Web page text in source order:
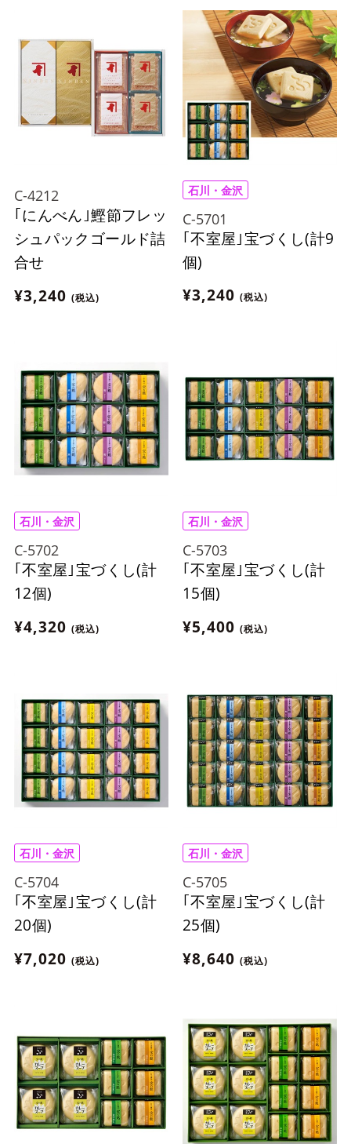
C-4212
｢にんべん｣鰹節フレッ
シュパックゴールド詰
合せ
¥3,240 (税込)
石川・金沢
C-5701
｢不室屋｣宝づくし(計9
個)
¥3,240 (税込)
石川・金沢
C-5702
｢不室屋｣宝づくし(計
12個)
¥4,320 (税込)
石川・金沢
C-5703
｢不室屋｣宝づくし(計
15個)
¥5,400 (税込)
石川・金沢
C-5704
｢不室屋｣宝づくし(計
20個)
¥7,020 (税込)
石川・金沢
C-5705
｢不室屋｣宝づくし(計
25個)
¥8,640 (税込)